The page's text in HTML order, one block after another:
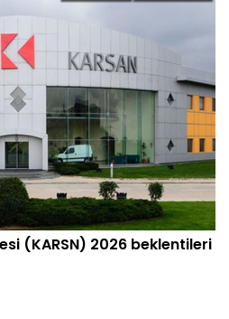
(KARSN) 2026 beklentileri